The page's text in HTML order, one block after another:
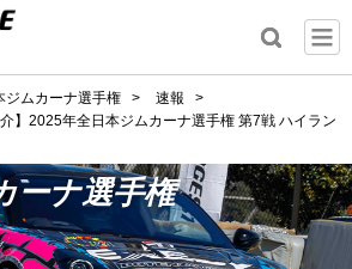
ジムカーナ選手権 > 速報
>
】2025年全日本ジムカーナ選手権 第7戦 ハイラン
ーナ選手権